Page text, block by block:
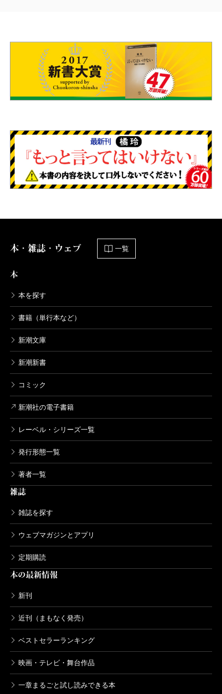
本・雑誌・ウェブ 一覧
本
本を探す
書籍（単行本など）
新潮文庫
新潮新書
コミック
新潮社の電子書籍
レーベル・シリーズ一覧
発行形態一覧
著者一覧
雑誌
雑誌を探す
ウェブマガジンとアプリ
定期購読
本の最新情報
新刊
近刊（まもなく発売）
ベストセラーランキング
映画・テレビ・舞台作品
一章まるごと試し読みできる本